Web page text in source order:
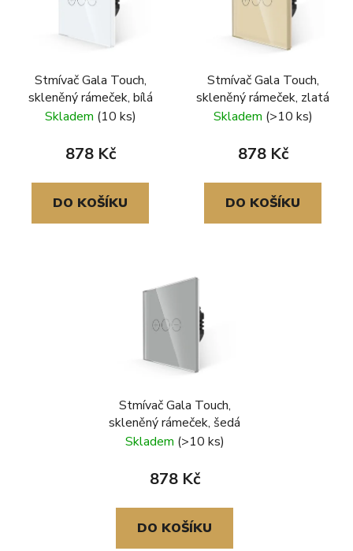
Stmívač Gala Touch,
skleněný rámeček, bílá
Skladem (10 ks)
878 Kč
DO KOŠÍKU
Stmívač Gala Touch,
skleněný rámeček, zlatá
Skladem (>10 ks)
878 Kč
DO KOŠÍKU
Stmívač Gala Touch,
skleněný rámeček, šedá
Skladem (>10 ks)
878 Kč
DO KOŠÍKU